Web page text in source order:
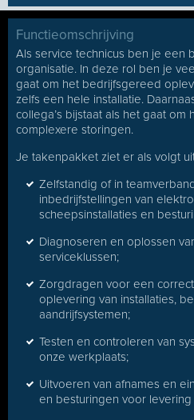
Functieomschrijving
Als service technicus ben je een
organisatie. In deze rol ben je
gaat om het bedrijfsgereed
zelfs een hele installatie.
collega’s bijstaat als het gaat om
complexere storingen.
Je takenpakket ziet er als volgt
Zelfstandig of in
inbedrijfstellingen van
scheepsinstallaties en
Diagnoseren en oplossen
serviceklussen;
Zorgdragen voor een
oplevering van installaties,
aandrijfsystemen;
Testen en controleren van
onze werkplaats;
Uitvoeren van afnames en
en besturingen voor levering